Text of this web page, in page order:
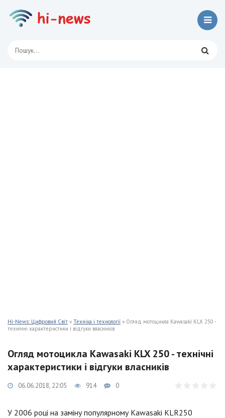
Hi-News: Цифровий Світ » Техніка і технології » Огляд мотоцикла Kawasaki KLX 250 -
технічні характеристики і відгуки власників
Огляд мотоцикла Kawasaki KLX 250 - технічні
характеристики і відгуки власників
06.06.2018, 22:05 914 0
У 2006 році на заміну популярному Kawasaki KLR250